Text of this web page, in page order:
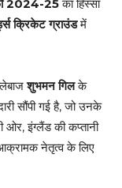
2024-25का हिस्सा
क्रिकेट ग्राउंडमें
शुभमन गिलके
सौंपी गई है, जो उनके
ओर, इंग्लैंड की कप्तानी
नेतृत्व के लिए